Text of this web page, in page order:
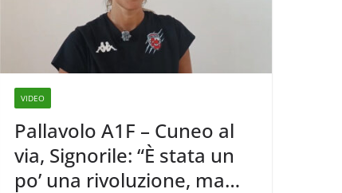
VIDEO
Pallavolo A1F – Cuneo al
via, Signorile: “È stata un
po’ una rivoluzione, ma